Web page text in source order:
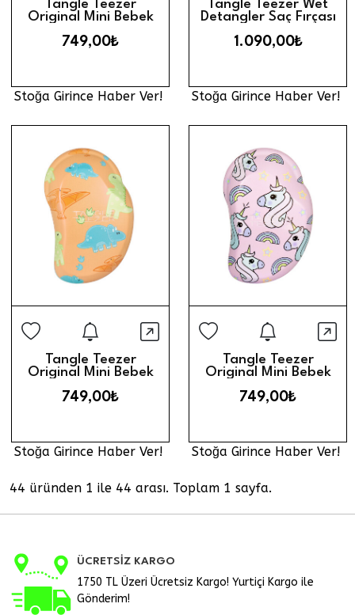
Tangle Teezer
Original Mini Bebek
// Unicorn
749,00₺
Stoğa Girince Haber Ver!
Tangle Teezer Wet
Detangler Saç Fırçası
1.090,00₺
Stoğa Girince Haber Ver!
Stoğa Girince Haber Ver
Hızlı Görünüm
Tangle Teezer
Original Mini Bebek
// Dinasours
749,00₺
Stoğa Girince Haber Ver!
Stoğa
Tangle Teezer
Original Mini Bebek
// Unicorns
749,00₺
Stoğa Girince Haber Ver!
44 üründen 1 ile 44 arası. Toplam 1 sayfa.
ÜCRETSİZ KARGO
1750 TL Üzeri Ücretsiz Kargo! Yurtiçi Kargo ile
Gönderim!